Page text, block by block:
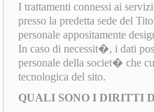
I trattamenti connessi ai
presso la predetta sede del
personale appositamente
In caso di necessit�, i dati
personale della societ� che
tecnologica del sito.
QUALI SONO I DIRITTI